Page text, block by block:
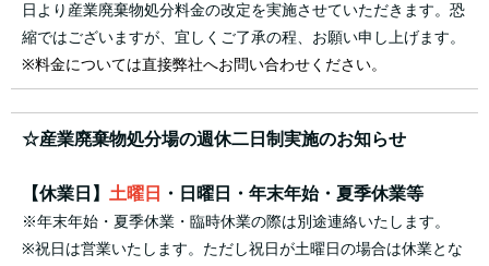
日より産業廃棄物処分料金の改定を実施させていただきます。恐
縮ではございますが、宜しくご了承の程、お願い申し上げます。
※料金については直接弊社へお問い合わせください。
☆産業廃棄物処分場の週休二日制実施のお知らせ
【休業日】 土曜日 ・日曜日・年末年始・夏季休業等
※年末年始・夏季休業・臨時休業の際は別途連絡いたします。
※祝日は営業いたします。ただし祝日が土曜日の場合は休業とな